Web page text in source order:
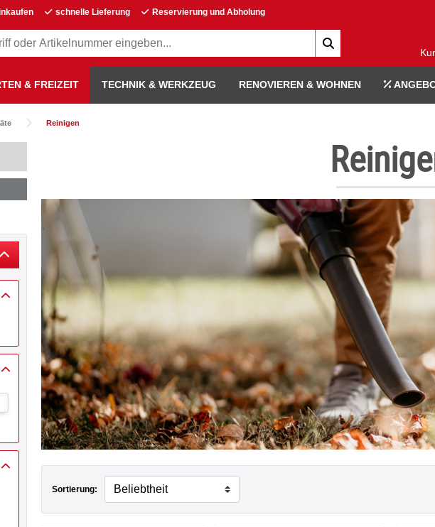
schnelle Lieferung Reservierung und Abholung
& FREIZEIT TECHNIK & WERKZEUG RENOVIEREN & WOHNEN
Reinigen
Sortierung: